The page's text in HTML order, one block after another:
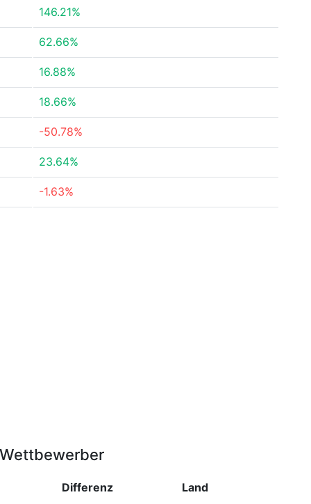
146.21%
62.66%
16.88%
18.66%
-50.78%
23.64%
-1.63%
Differenz Land